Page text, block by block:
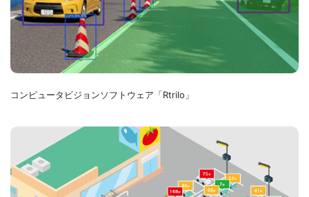
コンピュータビジョンソフトウェア「Rtrilo」